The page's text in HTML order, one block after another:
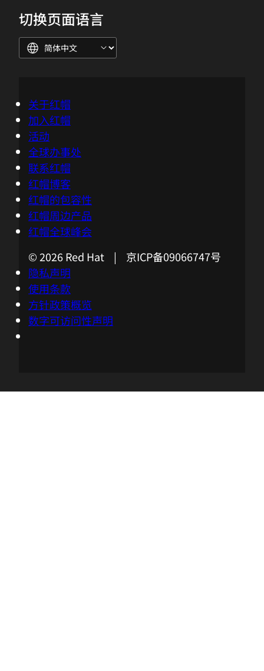
切换页面语言
关于红帽
加入红帽
活动
全球办事处
联系红帽
红帽博客
红帽的包容性
红帽周边产品
红帽全球峰会
© 2026 Red Hat | 京ICP备09066747号
隐私声明
使用条款
方针政策概览
数字可访问性声明